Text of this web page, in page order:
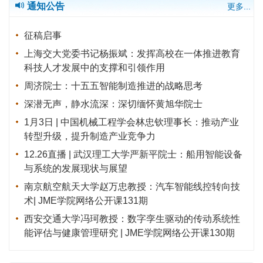
通知公告 更多...
征稿启事
上海交大党委书记杨振斌：发挥高校在一体推进教育
科技人才发展中的支撑和引领作用
周济院士：十五五智能制造推进的战略思考
深潜无声，静水流深：深切缅怀黄旭华院士
1月3日 | 中国机械工程学会林忠钦理事长：推动产业
转型升级，提升制造产业竞争力
12.26直播 | 武汉理工大学严新平院士：船用智能设备
与系统的发展现状与展望
南京航空航天大学赵万忠教授：汽车智能线控转向技
术| JME学院网络公开课131期
西安交通大学冯珂教授：数字孪生驱动的传动系统性
能评估与健康管理研究 | JME学院网络公开课130期